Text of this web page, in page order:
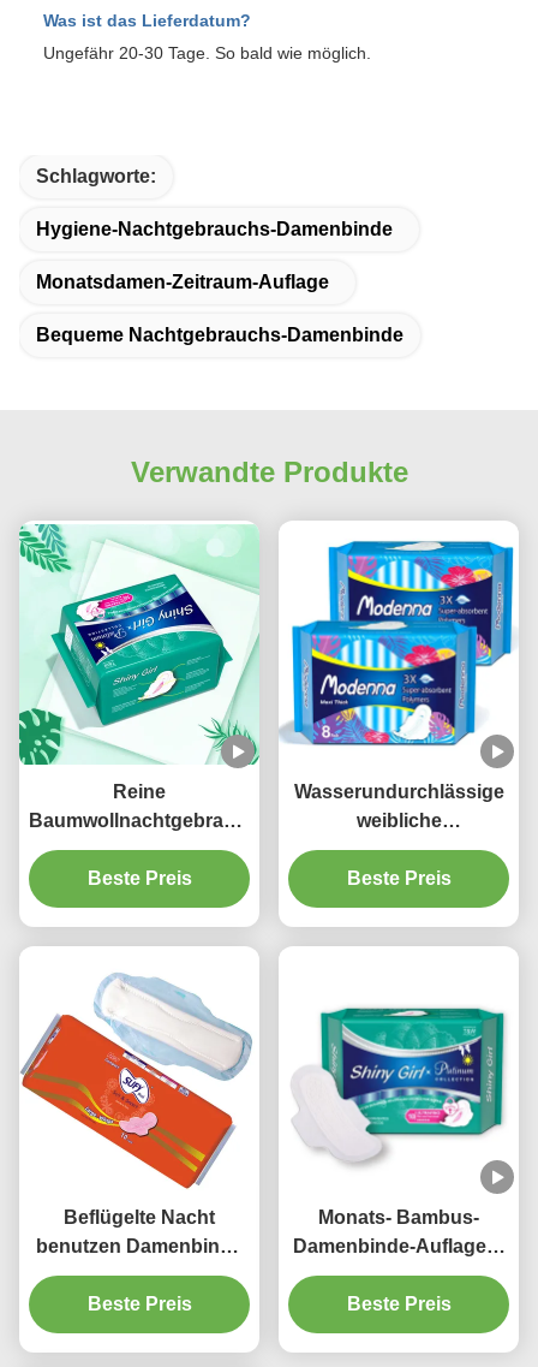
Was ist das Lieferdatum?
Ungefähr 20-30 Tage. So bald wie möglich.
Schlagworte:
Hygiene-Nachtgebrauchs-Damenbinde
Monatsdamen-Zeitraum-Auflage
Bequeme Nachtgebrauchs-Damenbinde
Verwandte Produkte
Reine
Baumwollnachtgebrauchs-
Damenbinde
organische besonders
lange Wegwerf340mm
Beste Preis
Wasserundurchlässige
weibliche
gesundheitliche
Auflagen prägten
Breathable Zeitraum-
Beste Preis
Beflügelte Nacht
benutzen Damenbinde
290mm
Wegwerfsaugfähiger
ExtraMaxi Pads
Beste Preis
Monats- Bambus-
Damenbinde-Auflagen-
Tag verwenden
Wegwerf-245mm für
Frauen
Beste Preis